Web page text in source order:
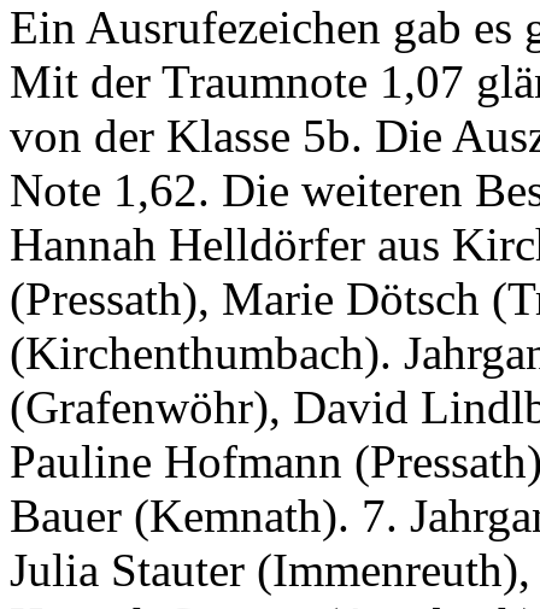
Ein Ausrufezeichen gab
Mit der Traumnote 1,07
von der Klasse 5b. Die
Note 1,62. Die weiteren
Hannah Helldörfer aus
(Pressath), Marie Dötsch
(Kirchenthumbach).
(Grafenwöhr), David
Pauline Hofmann
Bauer (Kemnath). 7.
Julia Stauter